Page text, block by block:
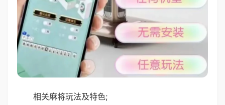
相关麻将玩法及特色;